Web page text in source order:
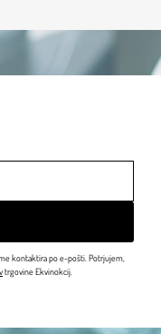
kontaktira po e-pošti. Potrjujem,
trgovine Ekvinokcij.